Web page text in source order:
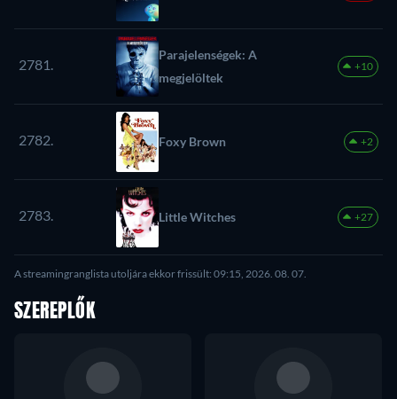
2781.
Parajelenségek: A
megjelöltek
+10
2782. Foxy Brown +2
2783. Little Witches +27
A streamingranglista utoljára ekkor frissült: 09:15, 2026. 08. 07.
SZEREPLŐK